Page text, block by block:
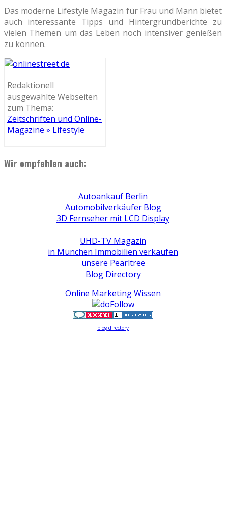
Das moderne Lifestyle Magazin für Frau und Mann bietet
auch interessante Tipps und Hintergrundberichte zu
vielen Themen um das Leben noch intensiver genießen
zu können.
Redaktionell
ausgewählte Webseiten
zum Thema:
Zeitschriften und Online-
Magazine » Lifestyle
Wir empfehlen auch:
Autoankauf Berlin
Automobilverkäufer Blog
3D Fernseher mit LCD Display
UHD-TV Magazin
in München Immobilien verkaufen
unsere Pearltree
Blog Directory
Online Marketing Wissen
blog directory